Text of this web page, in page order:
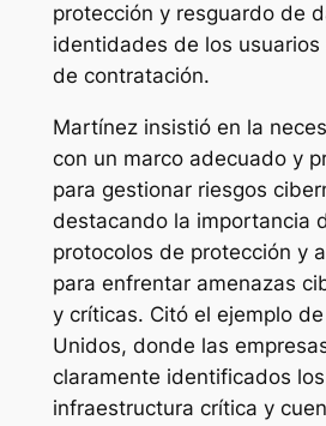
protección y resguardo de
identidades de los usuarios
de contratación.
Martínez insistió en la
con un marco adecuado y
para gestionar riesgos
destacando la importancia
protocolos de protección y
para enfrentar amenazas
y críticas. Citó el ejemplo
Unidos, donde las
claramente identificados
infraestructura crítica y